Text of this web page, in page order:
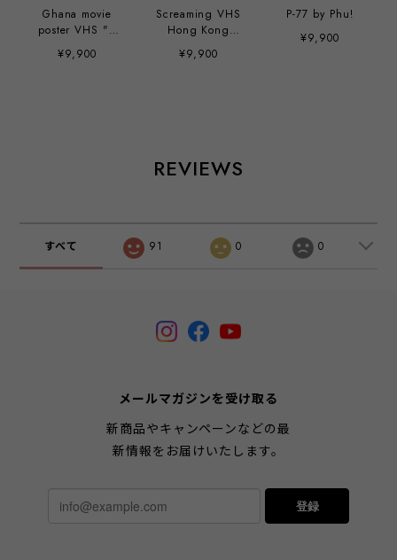
Ghana movie
poster VHS "3
PCS SET" Sofubi
Toy
¥9,900
Screaming VHS
Hong Kong
Classic Sofubi
Toy
¥9,900
P-77 by Phu!
¥9,900
REVIEWS
すべて 91 0 0
メールマガジンを受け取る
新商品やキャンペーンなどの最
新情報をお届けいたします。
登録